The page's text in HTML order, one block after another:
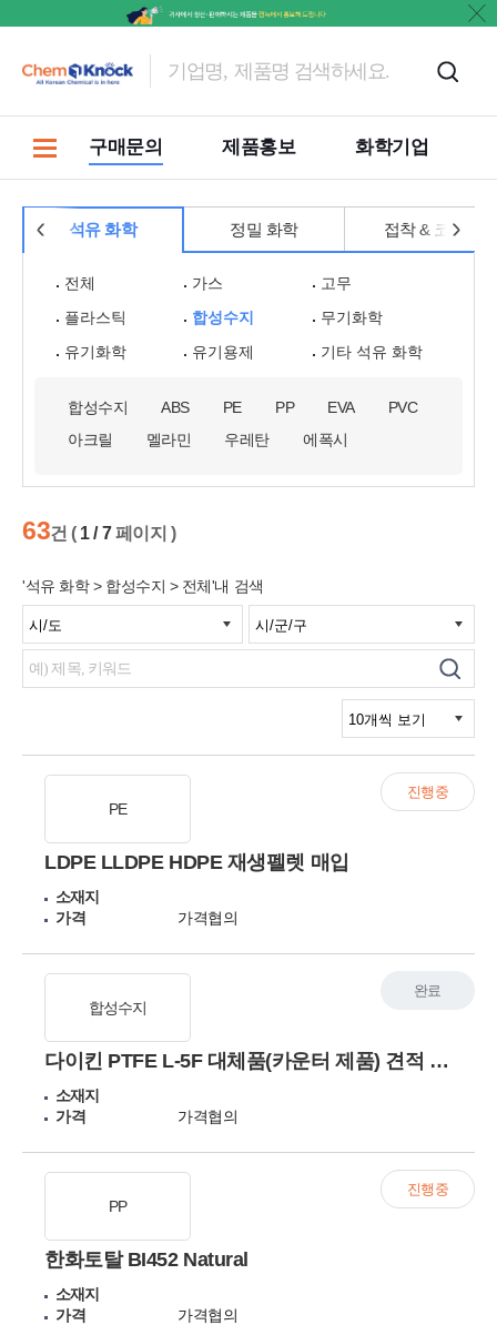
구매문의 제품홍보 화학기업
석유 화학 정밀 화학 접착 & 코팅
전체 가스
고무
플라스틱
합성수지
무기화학
유기화학
유기용제 기타 석유 화학
합성수지 ABS PE PP EVA
PVC
아크릴
멜라민 우레탄 에폭시
63건 ( 1 / 7페이지 )
'석유 화학 > 합성수지 > 전체'내 검색
PE
LDPE LLDPE HDPE 재생펠렛 매입
소재지
가격
가격협의
진행중
합성수지
다이킨 PTFE L-5F 대체품(카운터 제품) 견적 및 공급사 요청
소재지
가격
가격협의
완료
PP
한화토탈 BI452 Natural
소재지
가격
가격협의
진행중